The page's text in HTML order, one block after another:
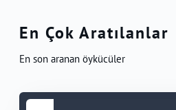
En Çok Aratılanlar
En son aranan öykücüler